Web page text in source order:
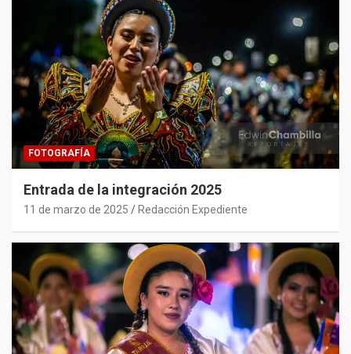
FOTOGRAFÍA
Entrada de la integración 2025
11 de marzo de 2025 Redacción Expediente